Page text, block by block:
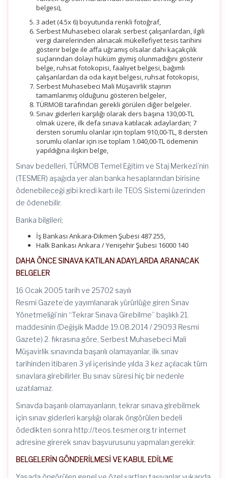
belgesi),
3 adet (4.5x 6) boyutunda renkli fotoğraf,
Serbest Muhasebeci olarak serbest çalışanlardan, ilgili
vergi dairelerinden alınacak mükellefiyet tesis tarihini
gösterir belge ile affa uğramış olsalar dahi kaçakçılık
suçlarından dolayı hüküm giymiş olunmadığını gösterir
belge, ruhsat fotokopisi, faaliyet belgesi, bağımlı
çalışanlardan da oda kayıt belgesi, ruhsat fotokopisi,
Serbest Muhasebeci Mali Müşavirlik stajının
tamamlanmış olduğunu gösteren belgeler,
TÜRMOB tarafından gerekli görülen diğer belgeler.
Sınav giderleri karşılığı olarak ders başına 130,00-TL
olmak üzere, ilk defa sınava katılacak adaylardan; 7
dersten sorumlu olanlar için toplam 910,00-TL, 8 dersten
sorumlu olanlar için ise toplam 1.040,00-TL ödemenin
yapıldığına ilişkin belge,
Sınav bedelleri, TÜRMOB Temel Eğitim ve Staj Merkezi’nin
(TESMER) aşağıda yer alan banka hesaplarından birisine
ödenebileceği gibi kredi kartı ile TEOS Sistemi üzerinden
de ödenebilir.
Banka bilgileri;
İş Bankası Ankara-Dikmen Şubesi 487 255,
Halk Bankası Ankara / Yenişehir Şubesi 16000 140
DAHA ÖNCE SINAVA KATILAN ADAYLARDA ARANACAK
BELGELER
16 Ocak 2005 tarih ve 25702 sayılı
Resmi Gazete’de yayımlanarak yürürlüğe giren Sınav
Yönetmeliği’nin “Tekrar Sınava Girebilme” başlıklı 21.
maddesinin (Değişik Madde 19.08.2014 / 29093 Resmi
Gazete) 2. fıkrasına göre, Serbest Muhasebeci Mali
Müşavirlik sınavında başarılı olamayanlar, ilk sınav
tarihinden itibaren 3 yıl içerisinde yılda 3 kez açılacak tüm
sınavlara girebilirler. Bu sınav süresi hiç bir nedenle
uzatılamaz.
Sınavda başarılı olamayanların, tekrar sınava girebilmek
için sınav giderleri karşılığı olarak öngörülen bedeli
ödedikten sonra http://teos.tesmer.org.tr internet
adresine girerek sınav başvurusunu yapmaları gerekir.
BELGELERİN GÖNDERİLMESİ VE KABUL EDİLME